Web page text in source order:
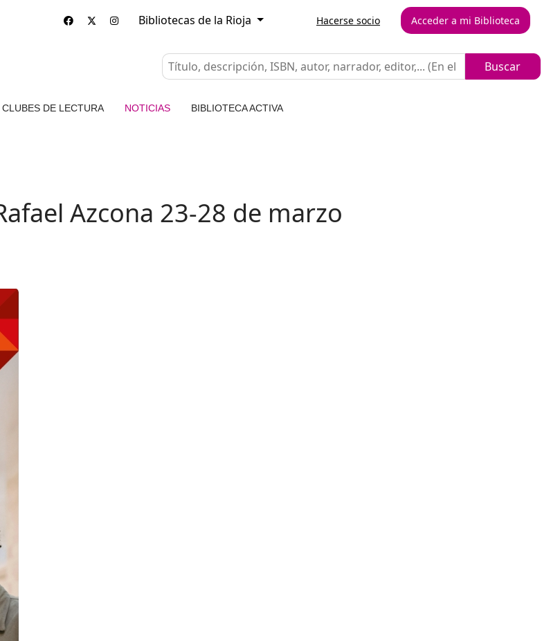
Bibliotecas de la Rioja Hacerse socio Acceder a mi Biblioteca
CLUBES DE LECTURA NOTICIAS BIBLIOTECA ACTIVA
Azcona 23-28 de marzo